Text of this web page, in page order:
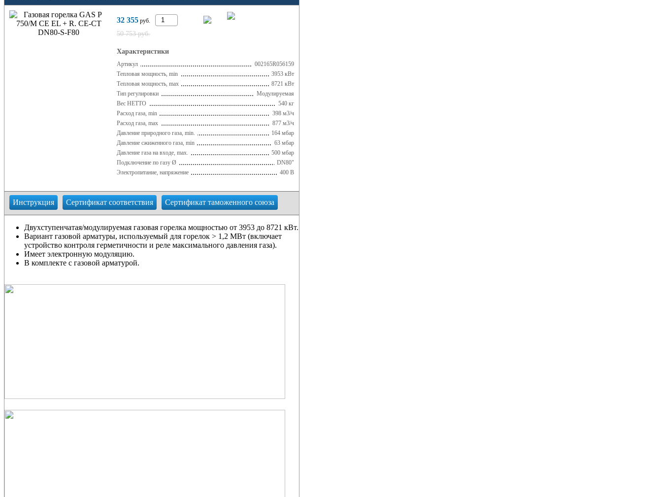
32 355 руб.
50 753 руб.
Характеристики
Артикул
002165R056159
Тепловая мощность, min
3953 кВт
Тепловая мощность, max
8721 кВт
Тип регулировки
Модулируемая
Вес НЕТТО
540 кг
Расход газа, min
398 м3/ч
Расход газа, max
877 м3/ч
Давление природного газа, min.
164 мбар
Давление сжиженного газа, min
63 мбар
Давление газа на входе, max.
500 мбар
Подключение по газу Ø
DN80"
Электропитание, напряжение
400 В
Инструкция Сертификат соответствия Сертификат таможенного союза
Двухступенчатая/модулируемая газовая горелка мощностью от 3953 до 8721 кВт.
Вариант газовой арматуры, используемый для горелок > 1,2 МВт (включает
устройство контроля герметичности и реле максимального давления газа).
Имеет электронную модуляцию.
В комплекте с газовой арматурой.